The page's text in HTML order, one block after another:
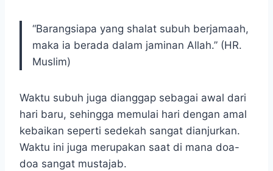
“Barangsiapa yang shalat subuh berjamaah,
maka ia berada dalam jaminan Allah.” (HR.
Muslim)
Waktu subuh juga dianggap sebagai awal dari
hari baru, sehingga memulai hari dengan amal
kebaikan seperti sedekah sangat dianjurkan.
Waktu ini juga merupakan saat di mana doa-
doa sangat mustajab.